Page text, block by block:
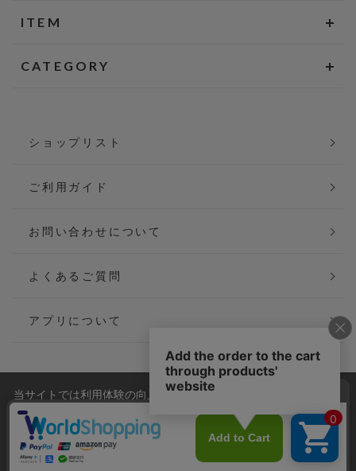
ITEM
CATEGORY
ショップリスト
ご利用ガイド
お問い合わせについて
よくあるご質問
アプリについて
会社概要
ご利用規約
個人情報保護方針
当サイトでは利用体験の向上およびコンテンツの最適な提供、ト
ラフィックの分析を目的としてCookieを使用しています。
サイトの閲覧を継続された場合、Cookieの利用に同意したことも
のといたします。
詳細については
プライバシーポリシーをご確認ください。